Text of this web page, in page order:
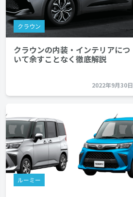
クラウン
クラウンの内装・インテリアにつ
いて余すことなく徹底解説
2022年9月30日
ルーミー